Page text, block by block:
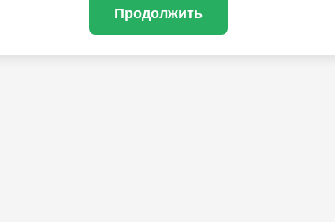
Продолжить